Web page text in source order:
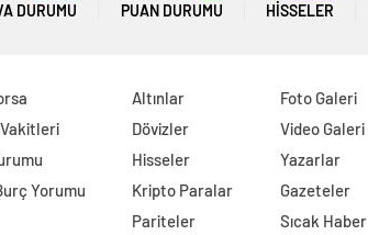
DURUMU PUAN DURUMU HISSELER
Yorumu
Altınlar
Dövizler
Hisseler
Kripto Paralar
Pariteler
Foto Galeri
Video Galeri
Yazarlar
Gazeteler
Sıcak Haber